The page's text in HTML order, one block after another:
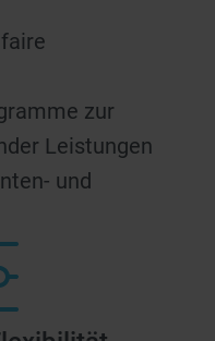
zur
Leistungen
und